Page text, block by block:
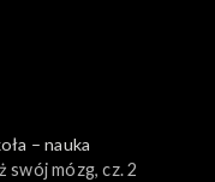
– nauka
swój mózg, cz. 2